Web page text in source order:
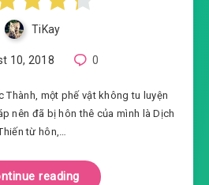
TiKay
10, 2018 0
Thành, một phế vật không tu luyện
nên đã bị hôn thê của mình là Dịch
từ hôn,…
reading